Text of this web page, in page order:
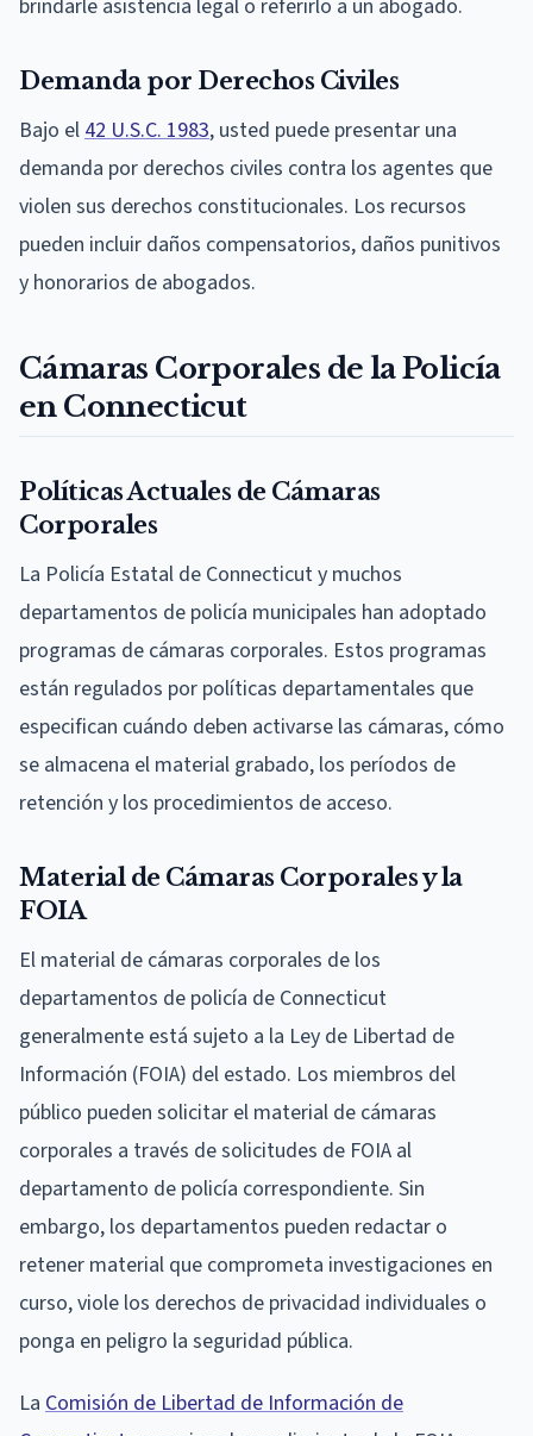
brindarle asistencia legal o referirlo a un abogado.
Demanda por Derechos Civiles
Bajo el 42 U.S.C. 1983, usted puede presentar una
demanda por derechos civiles contra los agentes que
violen sus derechos constitucionales. Los recursos
pueden incluir daños compensatorios, daños punitivos
y honorarios de abogados.
Cámaras Corporales de la Policía
en Connecticut
Políticas Actuales de Cámaras
Corporales
La Policía Estatal de Connecticut y muchos
departamentos de policía municipales han adoptado
programas de cámaras corporales. Estos programas
están regulados por políticas departamentales que
especifican cuándo deben activarse las cámaras, cómo
se almacena el material grabado, los períodos de
retención y los procedimientos de acceso.
Material de Cámaras Corporales y la
FOIA
El material de cámaras corporales de los
departamentos de policía de Connecticut
generalmente está sujeto a la Ley de Libertad de
Información (FOIA) del estado. Los miembros del
público pueden solicitar el material de cámaras
corporales a través de solicitudes de FOIA al
departamento de policía correspondiente. Sin
embargo, los departamentos pueden redactar o
retener material que comprometa investigaciones en
curso, viole los derechos de privacidad individuales o
ponga en peligro la seguridad pública.
La Comisión de Libertad de Información de